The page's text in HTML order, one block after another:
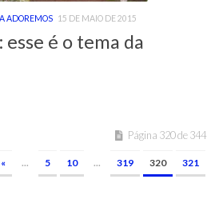
ADOREMOS 15 DE MAIO DE 2015
é o tema da
Página 320 de 344
« ... 5 10 ... 319 320 321